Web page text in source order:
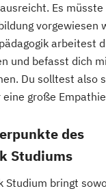
Es
vorgewiesen
arbeitest
und befasst dich
Du solltest also
große
des
Studiums
Studium bringt